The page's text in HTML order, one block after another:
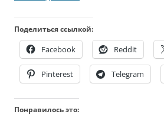
Поделиться ссылкой:
Facebook Reddit
Pinterest Telegram
Понравилось это: